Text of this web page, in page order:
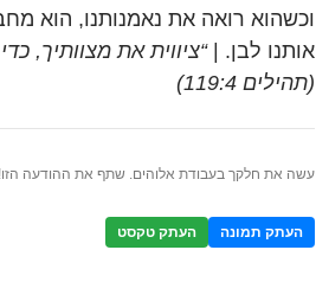
וכשהוא רואה את נאמנותנו, הוא
אותנו לבן. |“ציווית את מצוותיך,
(תהילים 119:4)
עשה את חלקך בעבודת אלוהים. שתף את ההודעה הזו!
העתק תמונה העתק טקסט